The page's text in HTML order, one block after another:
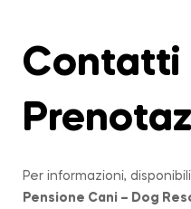
Contatti
Per informazioni,
Pensione Cani – Dog